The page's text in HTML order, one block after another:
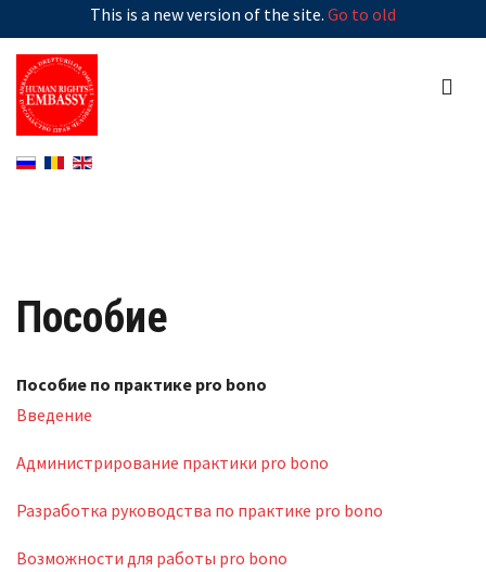
This is a new version of the site. Go to old
Пособие
Пособие по практике pro bono
Введение
Администрирование практики pro bono
Разработка руководства по практике pro bono
Возможности для работы pro bono